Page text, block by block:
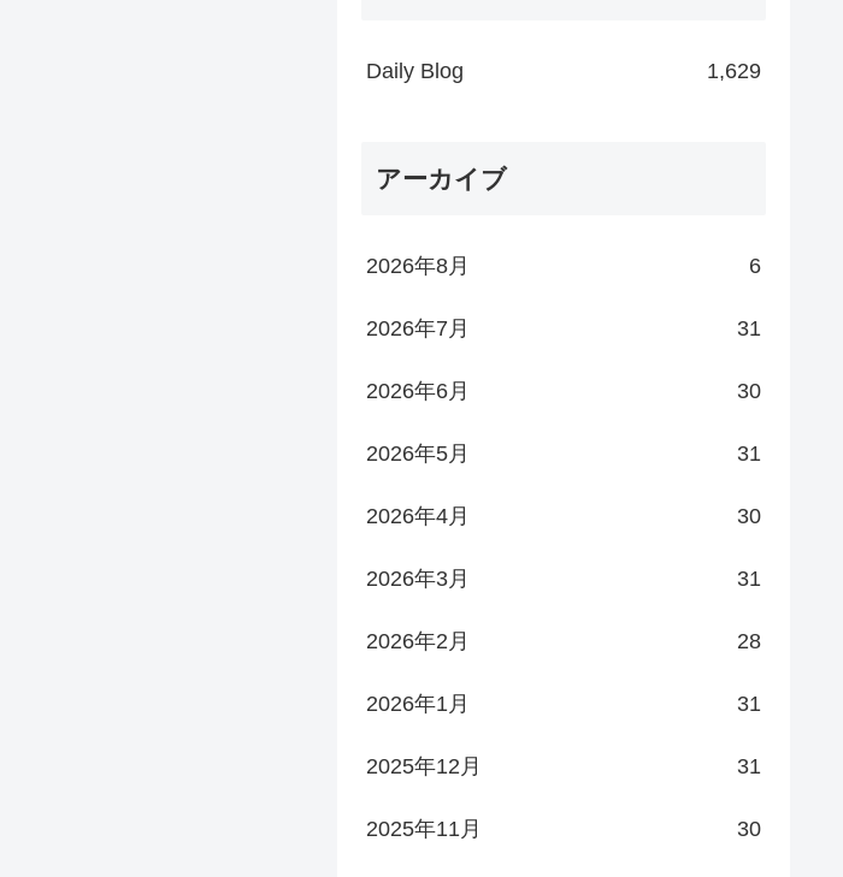
Daily Blog 1,629
アーカイブ
2026年8月 6
2026年7月 31
2026年6月 30
2026年5月 31
2026年4月 30
2026年3月 31
2026年2月 28
2026年1月 31
2025年12月 31
2025年11月 30